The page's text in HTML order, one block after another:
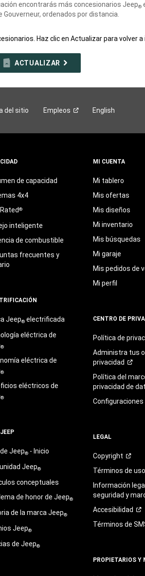
encontrarás más concesionarios Jeep®
Gouverneur, ordenados por distancia.
Haz clic en Actualizar para volver
ACTUALIZAR
del sitio Empleos English
de capacidad
4x4
®
inteligente
de combustible
frecuentes y
Jeep®electrificada
eléctrica de
®
eléctrica de
®
eléctricos de
®
Jeep®- Inicio
Jeep®
conceptuales
de honor de Jeep®
de la marca Jeep®
Jeep®
de Jeep®
MI CUENTA
Mi tablero
Mis ofertas
Mis diseños
Mi inventario
Mis búsquedas
Mi garaje
Mis pedidos de
Mi perfil
CENTRO DE
Política de
Administra tus
privacidad
Política del
privacidad de
Configuraciones
LEGAL
Copyright
Términos deuso
Información
seguridad y
Accesibilidad
Términos de
PROPIETARIOS Y